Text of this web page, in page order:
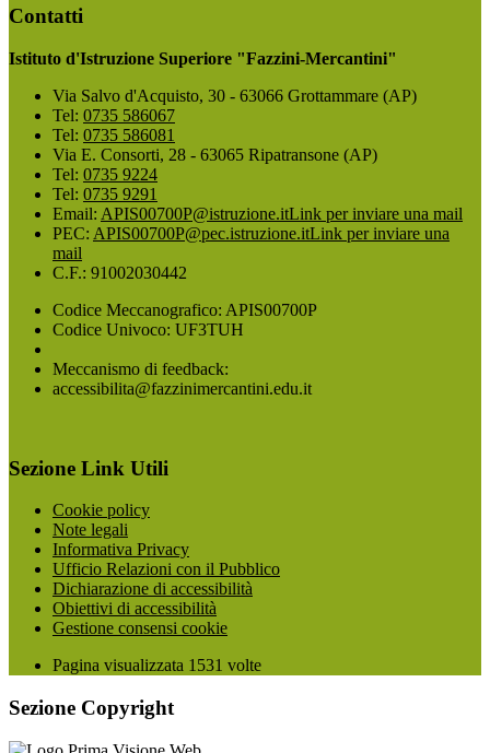
Contatti
Istituto d'Istruzione Superiore "Fazzini-Mercantini"
Via Salvo d'Acquisto, 30 - 63066 Grottammare (AP)
Tel: 0735 586067
Tel: 0735 586081
Via E. Consorti, 28 - 63065 Ripatransone (AP)
Tel: 0735 9224
Tel: 0735 9291
Email: APIS00700P@istruzione.itLink per inviare una mail
PEC: APIS00700P@pec.istruzione.itLink per inviare una
mail
C.F.: 91002030442
Codice Meccanografico: APIS00700P
Codice Univoco: UF3TUH
Meccanismo di feedback:
accessibilita@fazzinimercantini.edu.it
Sezione Link Utili
Cookie policy
Note legali
Informativa Privacy
Ufficio Relazioni con il Pubblico
Dichiarazione di accessibilità
Obiettivi di accessibilità
Gestione consensi cookie
Pagina visualizzata 1531 volte
Sezione Copyright